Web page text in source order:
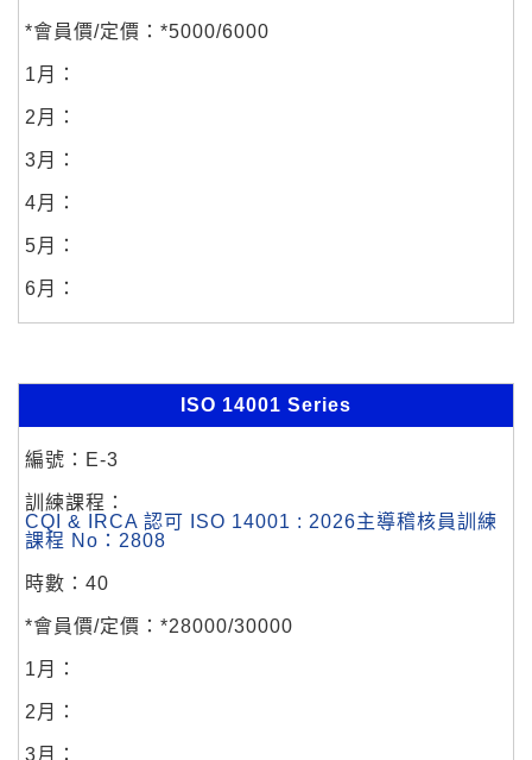
*5000/6000
ISO 14001 Series
E-3
CQI & IRCA 認可 ISO 14001 : 2026主導稽核員訓練
課程 No：2808
40
*28000/30000